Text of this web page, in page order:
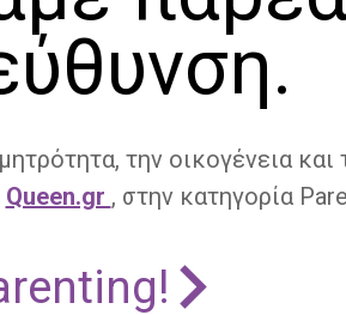
την οικογένεια και
Queen.gr , στην κατηγορία